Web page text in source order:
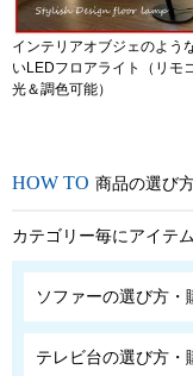
インテリアオブジェのよう
いLEDフロアライト（リモ
光＆調色可能）
商品の選び
カテゴリー毎にアイテ
ソファーの選び方・
テレビ台の選び方・